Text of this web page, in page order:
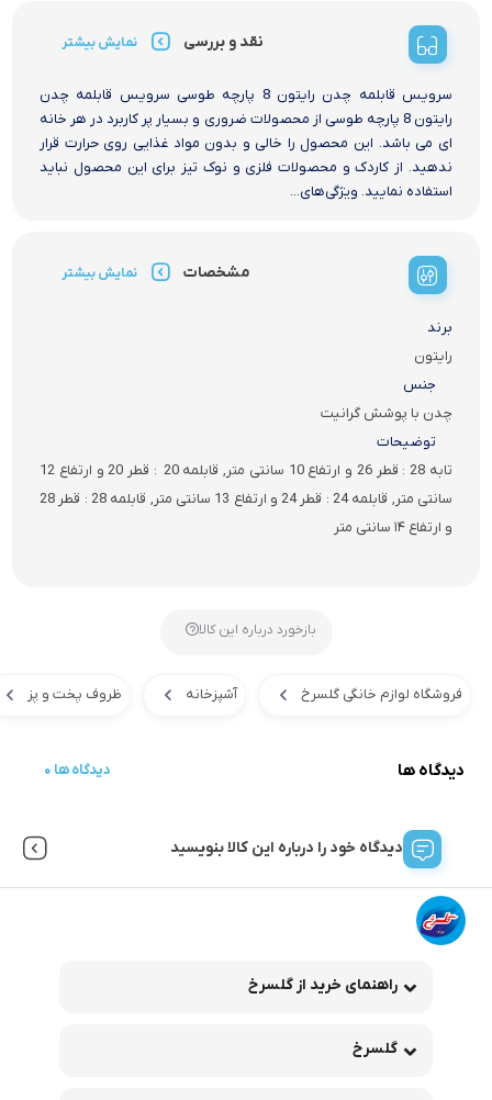
نقد و بررسی نمایش بیشتر
سرویس قابلمه چدن رایتون 8 پارچه طوسی سرویس قابلمه چدن
رایتون 8 پارچه طوسی از محصولات ضروری و بسیار پر کاربرد در هر خانه
ای می باشد. این محصول را خالی و بدون مواد غذایی روی حرارت قرار
ندهید. از کاردک و محصولات فلزی و نوک تیز برای این محصول نباید
استفاده نمایید. ویژگی‌های...
مشخصات نمایش بیشتر
برند
رایتون
جنس
چدن با پوشش گرانیت
توضیحات
تابه 28 : قطر 26 و ارتفاع 10 سانتی متر, قابلمه 20 : قطر 20 و ارتفاع 12
سانتی متر, قابلمه 24 : قطر 24 و ارتفاع 13 سانتی متر, قابلمه 28 : قطر 28
و ارتفاع ۱۴ سانتی متر
بازخورد درباره این کالا
فروشگاه لوازم خانگی گلسرخ آشپزخانه ظروف پخت و پز
دیدگاه ها 0 دیدگاه ها
دیدگاه خود را درباره این کالا بنویسید
راهنمای خرید از گلسرخ
گلسرخ